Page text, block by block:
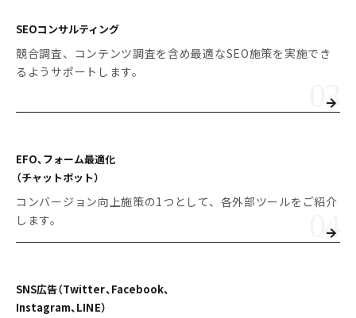
SEOコンサルティング
競合調査、コンテンツ調査を含め最適なSEO施策を実施でき
るようサポートします。
EFO、フォーム最適化
（チャットボット）
コンバージョン向上施策の1つとして、各外部ツールをご紹介
します。
SNS広告（Twitter、Facebook、
Instagram、LINE）